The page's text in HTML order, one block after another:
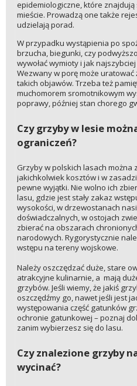
epidemiologiczne, które znajdują
mieście. Prowadzą one także
udzielają porad.
W przypadku wystąpienia po
brzucha, biegunki, czy
wywołać wymioty i jak
Wezwany w porę może uratować
takich objawów. Trzeba też
muchomorem sromotnikowym
poprawy, później stan chorego
Czy grzyby w lesie
ograniczeń?
Grzyby w polskich lasach można
jakichkolwiek kosztów i w
pewne wyjątki. Nie wolno ich
lasu, gdzie jest stały zakaz
wysokości, w drzewostanach
doświadczalnych, w ostojach
zbierać na obszarach
narodowych. Rygorystycznie
wstępu na tereny wojskowe.
Należy oszczędzać duże, stare
atrakcyjne kulinarnie, a mają
grzybów. Jeśli wiemy, że jakiś
oszczędźmy go, nawet jeśli jest
występowania część gatunków
ochronie gatunkowej – poznaj
zanim wybierzesz się do lasu.
Czy znalezione grzyby
wycinać?